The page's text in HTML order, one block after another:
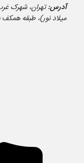
آدرس:تهران، شهرک
میلاد نور)، طبقه همکف